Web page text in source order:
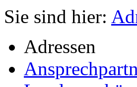
Sie sind hier:
Adressen